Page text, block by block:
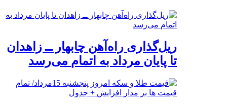
ریل‌گذاری راه‌آهن چابهار ــ زاهدان
تا پایان مرداد به اتمام می‌رسد